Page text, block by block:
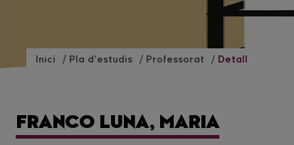
Inici Pla d’estudis Professorat Detall
FRANCO LUNA, MARIA